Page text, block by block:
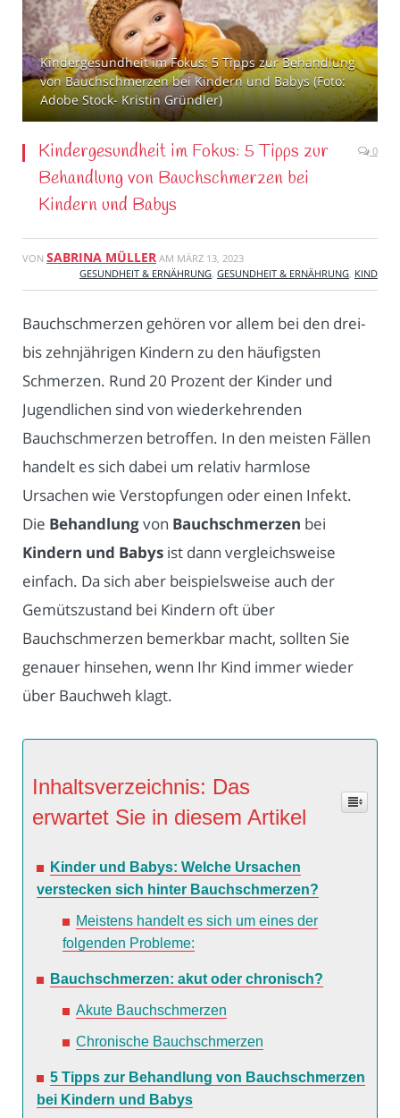
Kindergesundheit im Fokus: 5 Tipps zur Behandlung
von Bauchschmerzen bei Kindern und Babys (Foto:
Adobe Stock- Kristin Gründler)
Kindergesundheit im Fokus: 5 Tipps zur
Behandlung von Bauchschmerzen bei
Kindern und Babys
0
VON SABRINA MÜLLER AM MÄRZ 13, 2023
GESUNDHEIT & ERNÄHRUNG, GESUNDHEIT & ERNÄHRUNG, KIND
Bauchschmerzen gehören vor allem bei den drei-
bis zehnjährigen Kindern zu den häufigsten
Schmerzen. Rund 20 Prozent der Kinder und
Jugendlichen sind von wiederkehrenden
Bauchschmerzen betroffen. In den meisten Fällen
handelt es sich dabei um relativ harmlose
Ursachen wie Verstopfungen oder einen Infekt.
Die Behandlungvon Bauchschmerzen bei
Kindern und Babys ist dann vergleichsweise
einfach. Da sich aber beispielsweise auch der
Gemütszustand bei Kindern oft über
Bauchschmerzen bemerkbar macht, sollten Sie
genauer hinsehen, wenn Ihr Kind immer wieder
über Bauchweh klagt.
Inhaltsverzeichnis: Das
erwartet Sie in diesem Artikel
Kinder und Babys: Welche Ursachen
verstecken sich hinter Bauchschmerzen?
Meistens handelt es sich um eines der
folgenden Probleme:
Bauchschmerzen: akut oder chronisch?
Akute Bauchschmerzen
Chronische Bauchschmerzen
5 Tipps zur Behandlung von Bauchschmerzen
bei Kindern und Babys